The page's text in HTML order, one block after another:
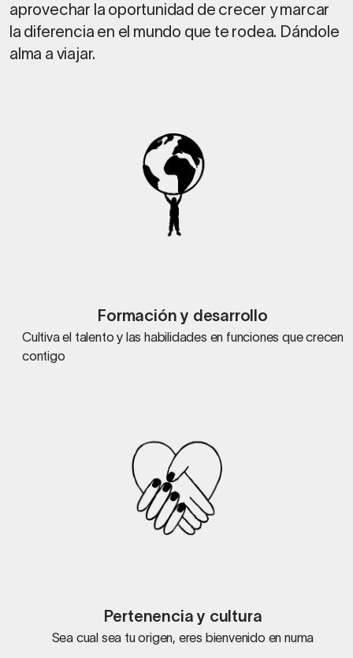
aprovechar la oportunidad de crecer y marcar
la diferencia en el mundo que te rodea. Dándole
alma a viajar.
Formación y desarrollo
Cultiva el talento y las habilidades en funciones que crecen
contigo
Pertenencia y cultura
Sea cual sea tu origen, eres bienvenido en numa